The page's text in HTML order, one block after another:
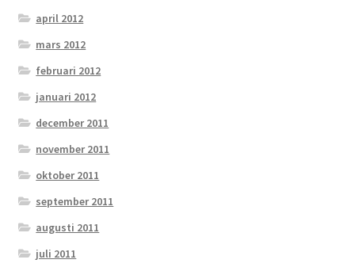
april 2012
mars 2012
februari 2012
januari 2012
december 2011
november 2011
oktober 2011
september 2011
augusti 2011
juli 2011